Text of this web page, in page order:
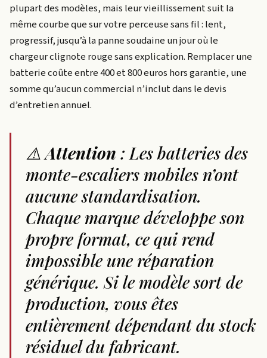
plupart des modèles, mais leur vieillissement suit la
même courbe que sur votre perceuse sans fil : lent,
progressif, jusqu’à la panne soudaine un jour où le
chargeur clignote rouge sans explication. Remplacer une
batterie coûte entre 400 et 800 euros hors garantie, une
somme qu’aucun commercial n’inclut dans le devis
d’entretien annuel.
⚠️Attention : Les batteries des
monte-escaliers mobiles n’ont
aucune standardisation.
Chaque marque développe son
propre format, ce qui rend
impossible une réparation
générique. Si le modèle sort de
production, vous êtes
entièrement dépendant du stock
résiduel du fabricant.